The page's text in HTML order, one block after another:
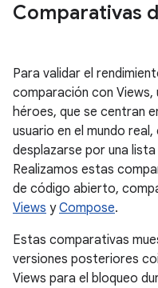
Comparativas
Para validar el
comparación con
héroes, que se centran
usuario en el mundo
desplazarse por una
Realizamos estas
de código abierto,
Views yCompose.
Estas comparativas
versiones posteriores
Views para el bloqueo